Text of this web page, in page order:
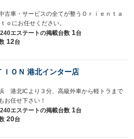
古車・サービスの全てが整うＯｒｉｅｎｔａ
ｏにお任せください。
エステートの掲載台数 1台
12台
ＩＯＮ 港北インター店
港北ICより３分、高級外車から軽トラまで
お任せ下さい！
エステートの掲載台数 1台
20台